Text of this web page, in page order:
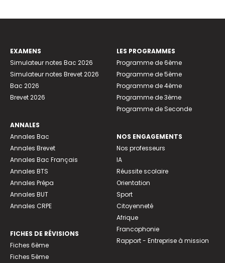
EXAMENS
Simulateur notes Bac 2026
Simulateur notes Brevet 2026
Bac 2026
Brevet 2026
ANNALES
Annales Bac
Annales Brevet
Annales Bac Français
Annales BTS
Annales Prépa
Annales BUT
Annales CRPE
FICHES DE RÉVISIONS
Fiches 6ème
Fiches 5ème
LES PROGRAMMES
Programme de 6ème
Programme de 5ème
Programme de 4ème
Programme de 3ème
Programme de Seconde
NOS ENGAGEMENTS
Nos professeurs
IA
Réussite scolaire
Orientation
Sport
Citoyenneté
Afrique
Francophonie
Rapport - Entreprise à mission